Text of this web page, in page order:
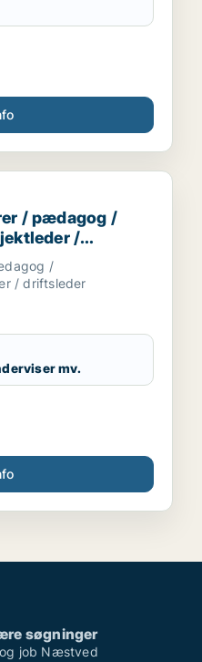
pædagog /
/ pædagog /
/
/
/ driftsleder
mv.
søgninger
job Næstved